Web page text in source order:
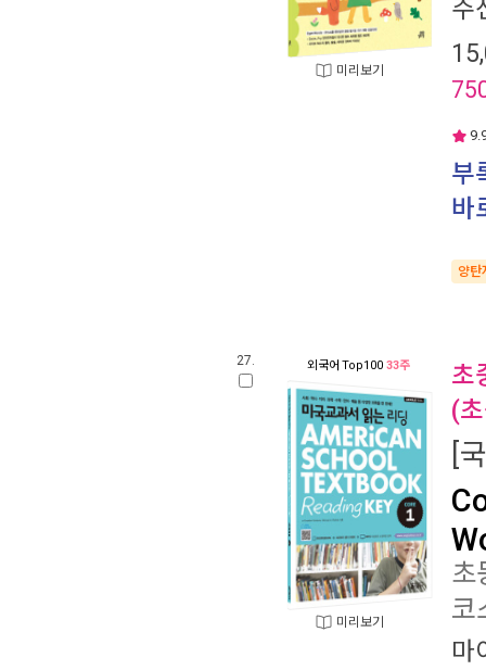
미리보기
주
부
바
양탄
27. 외국어 Top100 33주
미리보기
초
(
[
초
코
마